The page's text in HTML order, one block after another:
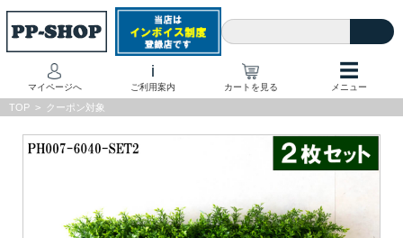
マイページへ
i
ご利用案内 カートを見る
☰
メニュー
TOP > クーポン対象